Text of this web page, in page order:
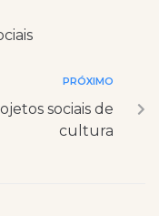
PRÓXIMO
sociais de
cultura